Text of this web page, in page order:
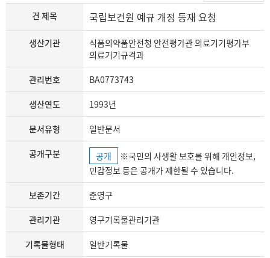
건 제목 국립보건원 예규 개정 등재 요청
생산기관
식품의약품안전청 안전평가관 의료기기평가부
의료기기규격과
관리번호 BA0773743
생산연도 1993년
문서유형 일반문서
공개구분 공개
민감정보 등은 공개가 제한될 수 있습니다.
보존기간 준영구
관리기관 영구기록물관리기관
기록물형태 일반기록물